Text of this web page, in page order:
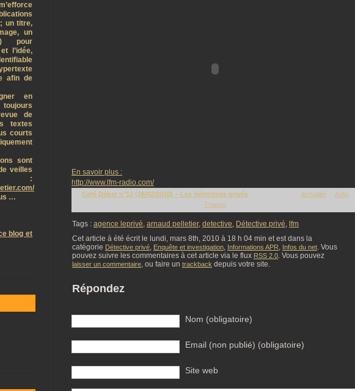
En savoir plus :
http://www.lfm-radio.com/
Café Débat n°12 (26/02/2010) – Les détectives privés Actualité
Actu
France
Tags : agence leprivé, arnaud pelletier, detective, Détective privé, lfm
Cet article à été écrit le lundi, mars 8th, 2010 à 18 h 04 min et est dans la
catégorie Détective privé, Enquête et investigation, Informations APR, Infos du net. Vous
pouvez suivre les commentaires à cet article via le flux RSS 2.0. Vous pouvez
laisser un commentaire, ou faire un trackback depuis votre site.
Répondez
Nom (obligatoire)
Email (non publié) (obligatoire)
Site web
un titre,
un
pour
l’idée,
afin de
en
toujours
de
textes
courts
sont
veilles
:
…
blog et